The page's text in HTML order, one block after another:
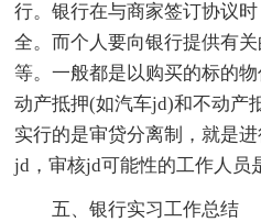
行。银行在与商家签订协议
全。而个人要向银行提供有
等。一般都是以购买的标的
动产抵押(如汽车jd)和不动产
实行的是审贷分离制，就是
jd，审核jd可能性的工作人员
五、银行实习工作总结